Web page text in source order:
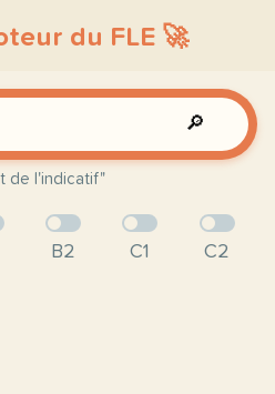
du FLE 🚀
🔎
de l'indicatif"
B2 C1 C2